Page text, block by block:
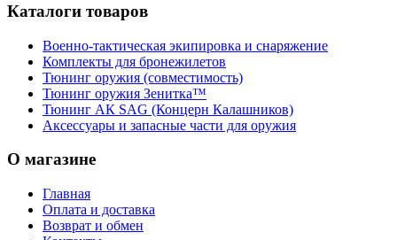
Каталоги товаров
Военно-тактическая экипировка и снаряжение
Комплекты для бронежилетов
Тюнинг оружия (совместимость)
Тюнинг оружия Зенитка™
Тюнинг АК SAG (Концерн Калашников)
Аксессуары и запасные части для оружия
О магазине
Главная
Оплата и доставка
Возврат и обмен